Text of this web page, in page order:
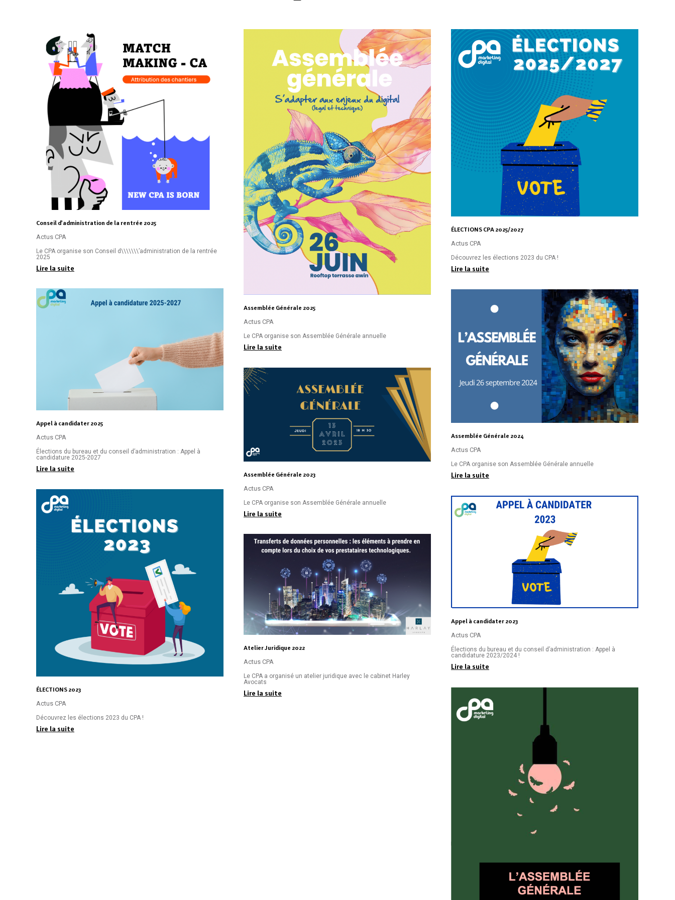
Conseil d’administration de la rentrée 2025
Actus CPA
Le CPA organise son Conseil d\\\\\\\’administration de la rentrée
2025
Lire la suite
Assemblée Générale 2025
Actus CPA
Le CPA organise son Assemblée Générale annuelle
Lire la suite
ÉLECTIONS CPA 2025/2027
Actus CPA
Découvrez les élections 2023 du CPA !
Lire la suite
Appel à candidater 2025
Actus CPA
Élections du bureau et du conseil d’administration : Appel à
candidature 2025-2027
Lire la suite
Assemblée Générale 2024
Actus CPA
Le CPA organise son Assemblée Générale annuelle
Lire la suite
Assemblée Générale 2023
Actus CPA
Le CPA organise son Assemblée Générale annuelle
Lire la suite
ÉLECTIONS 2023
Actus CPA
Découvrez les élections 2023 du CPA !
Lire la suite
Appel à candidater 2023
Actus CPA
Élections du bureau et du conseil d’administration : Appel à
candidature 2023/2024 !
Lire la suite
Atelier Juridique 2022
Actus CPA
Le CPA a organisé un atelier juridique avec le cabinet Harley
Avocats
Lire la suite